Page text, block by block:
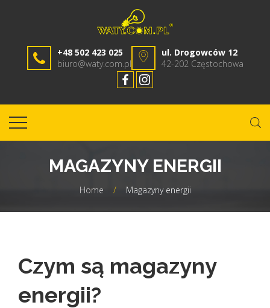
+48 502 423 025
biuro@waty.com.pl
ul. Drogowców 12
42-202 Częstochowa
MAGAZYNY ENERGII
Home / Magazyny energii
Czym są magazyny
energii?